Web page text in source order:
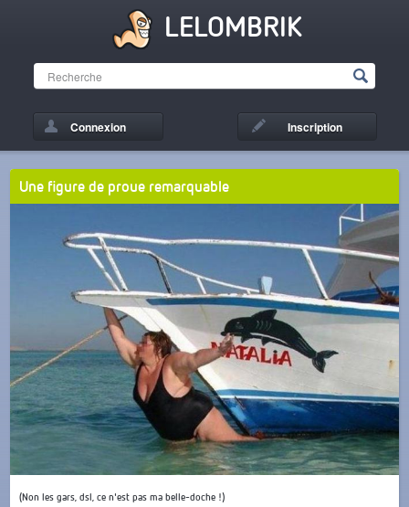
LELOMBRIK
Connexion Inscription
Une figure de proue remarquable
(Non les gars, dsl, ce n'est pas ma belle-doche !)